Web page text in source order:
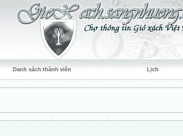
Danh sách thành viên Lịch